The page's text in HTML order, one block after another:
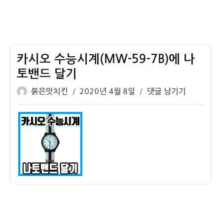
카시오 수능시계(MW-59-7B)에 나
토밴드 달기
글
쓴
이
붉은맛치킨
작
성
일
자
2020년 4월 8일
카
시
댓글 남기기